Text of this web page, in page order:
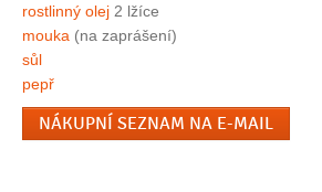
rostlinný olej 2 lžíce
mouka (na zaprášení)
sůl
pepř
NÁKUPNÍ SEZNAM NA E-MAIL